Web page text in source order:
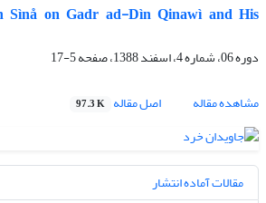
Sìnå on Gadr ad-Dìn Qinawì and His
دوره 06، شماره 4، اسفند 1388، صفحه
5-17
مشاهده مقاله
اصل مقاله 97.3 K
مقالات آماده انتشار